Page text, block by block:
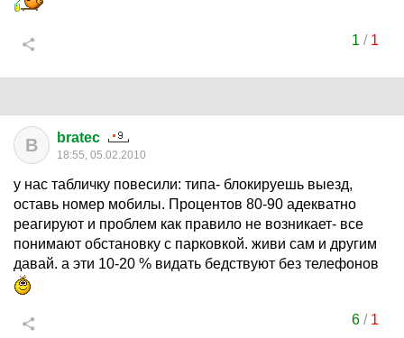
1 / 1
B bratec
18:55, 05.02.2010
у нас табличку повесили: типа- блокируешь выезд,
оставь номер мобилы. Процентов 80-90 адекватно
реагируют и проблем как правило не возникает- все
понимают обстановку с парковкой. живи сам и другим
давай. а эти 10-20 % видать бедствуют без телефонов
6/ 1